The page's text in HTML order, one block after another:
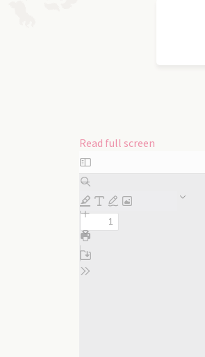
Read full screen
Skip
to
PDF
content